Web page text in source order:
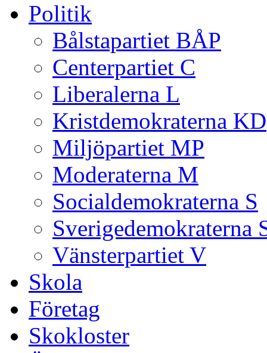
Politik
Bålstapartiet BÅP
Centerpartiet C
Liberalerna L
Kristdemokraterna KD
Miljöpartiet MP
Moderaterna M
Socialdemokraterna S
Sverigedemokraterna
Vänsterpartiet V
Skola
Företag
Skokloster